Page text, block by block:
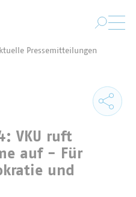
Pressemitteilungen
VKU ruft
auf - Für
und